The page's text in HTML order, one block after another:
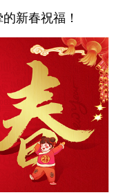
新春祝福！